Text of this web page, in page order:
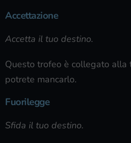
Accettazione
Accetta il tuo destino.
Questo trofeo è collegato alla
potrete mancarlo.
Fuorilegge
Sfida il tuo destino.